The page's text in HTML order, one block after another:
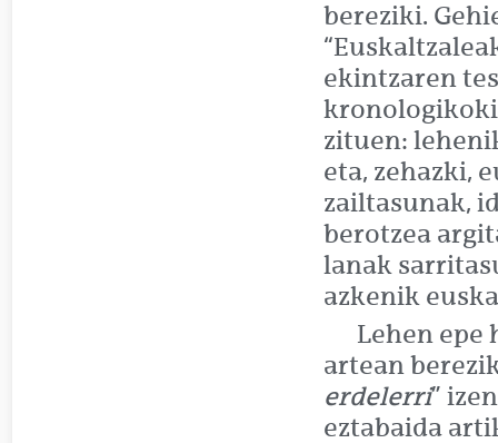
bereziki.
ekintzaren
zituen:
eta, zehazki,
zailtasunak,
berotzea
lanak
azkenik
Lehen
artean
erdelerri”
eztabaida